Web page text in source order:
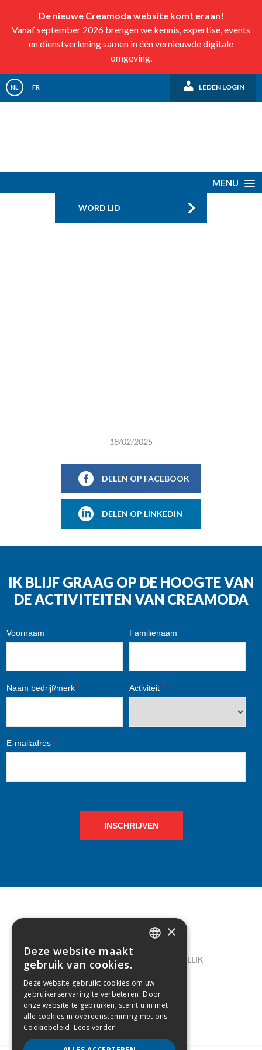
De nieuwe Creamoda website komt eraan!
Vanaf september 2026 brengen we kennis, expertise, events
en dienstverlening samen in één vernieuwde digitale
omgeving.
NL FR LEDEN LOGIN
MENU
WORD LID
18/02/2025
DELEN OP FACEBOOK
DELEN OP LINKEDIN
IK BLIJF GRAAG OP DE HOOGTE VAN
DE ACTIVITEITEN VAN CREAMODA
Voornaam Familienaam
Naam bedrijf/merk * Activiteit *
E-mailadres *
INSCHRIJVEN
CONTACT
LELIEGAARDE 22, B-1731 ZELLIK
02/238.10.11
INFO@CREAMODA.BE
BE0407.694.265
×
Deze website maakt
gebruik van cookies.
Deze website gebruikt cookies om uw
gebruikerservaring te verbeteren. Door
onze website te gebruiken, stemt u in met
alle cookies in overeenstemming met ons
Cookiebeleid. Lees verder